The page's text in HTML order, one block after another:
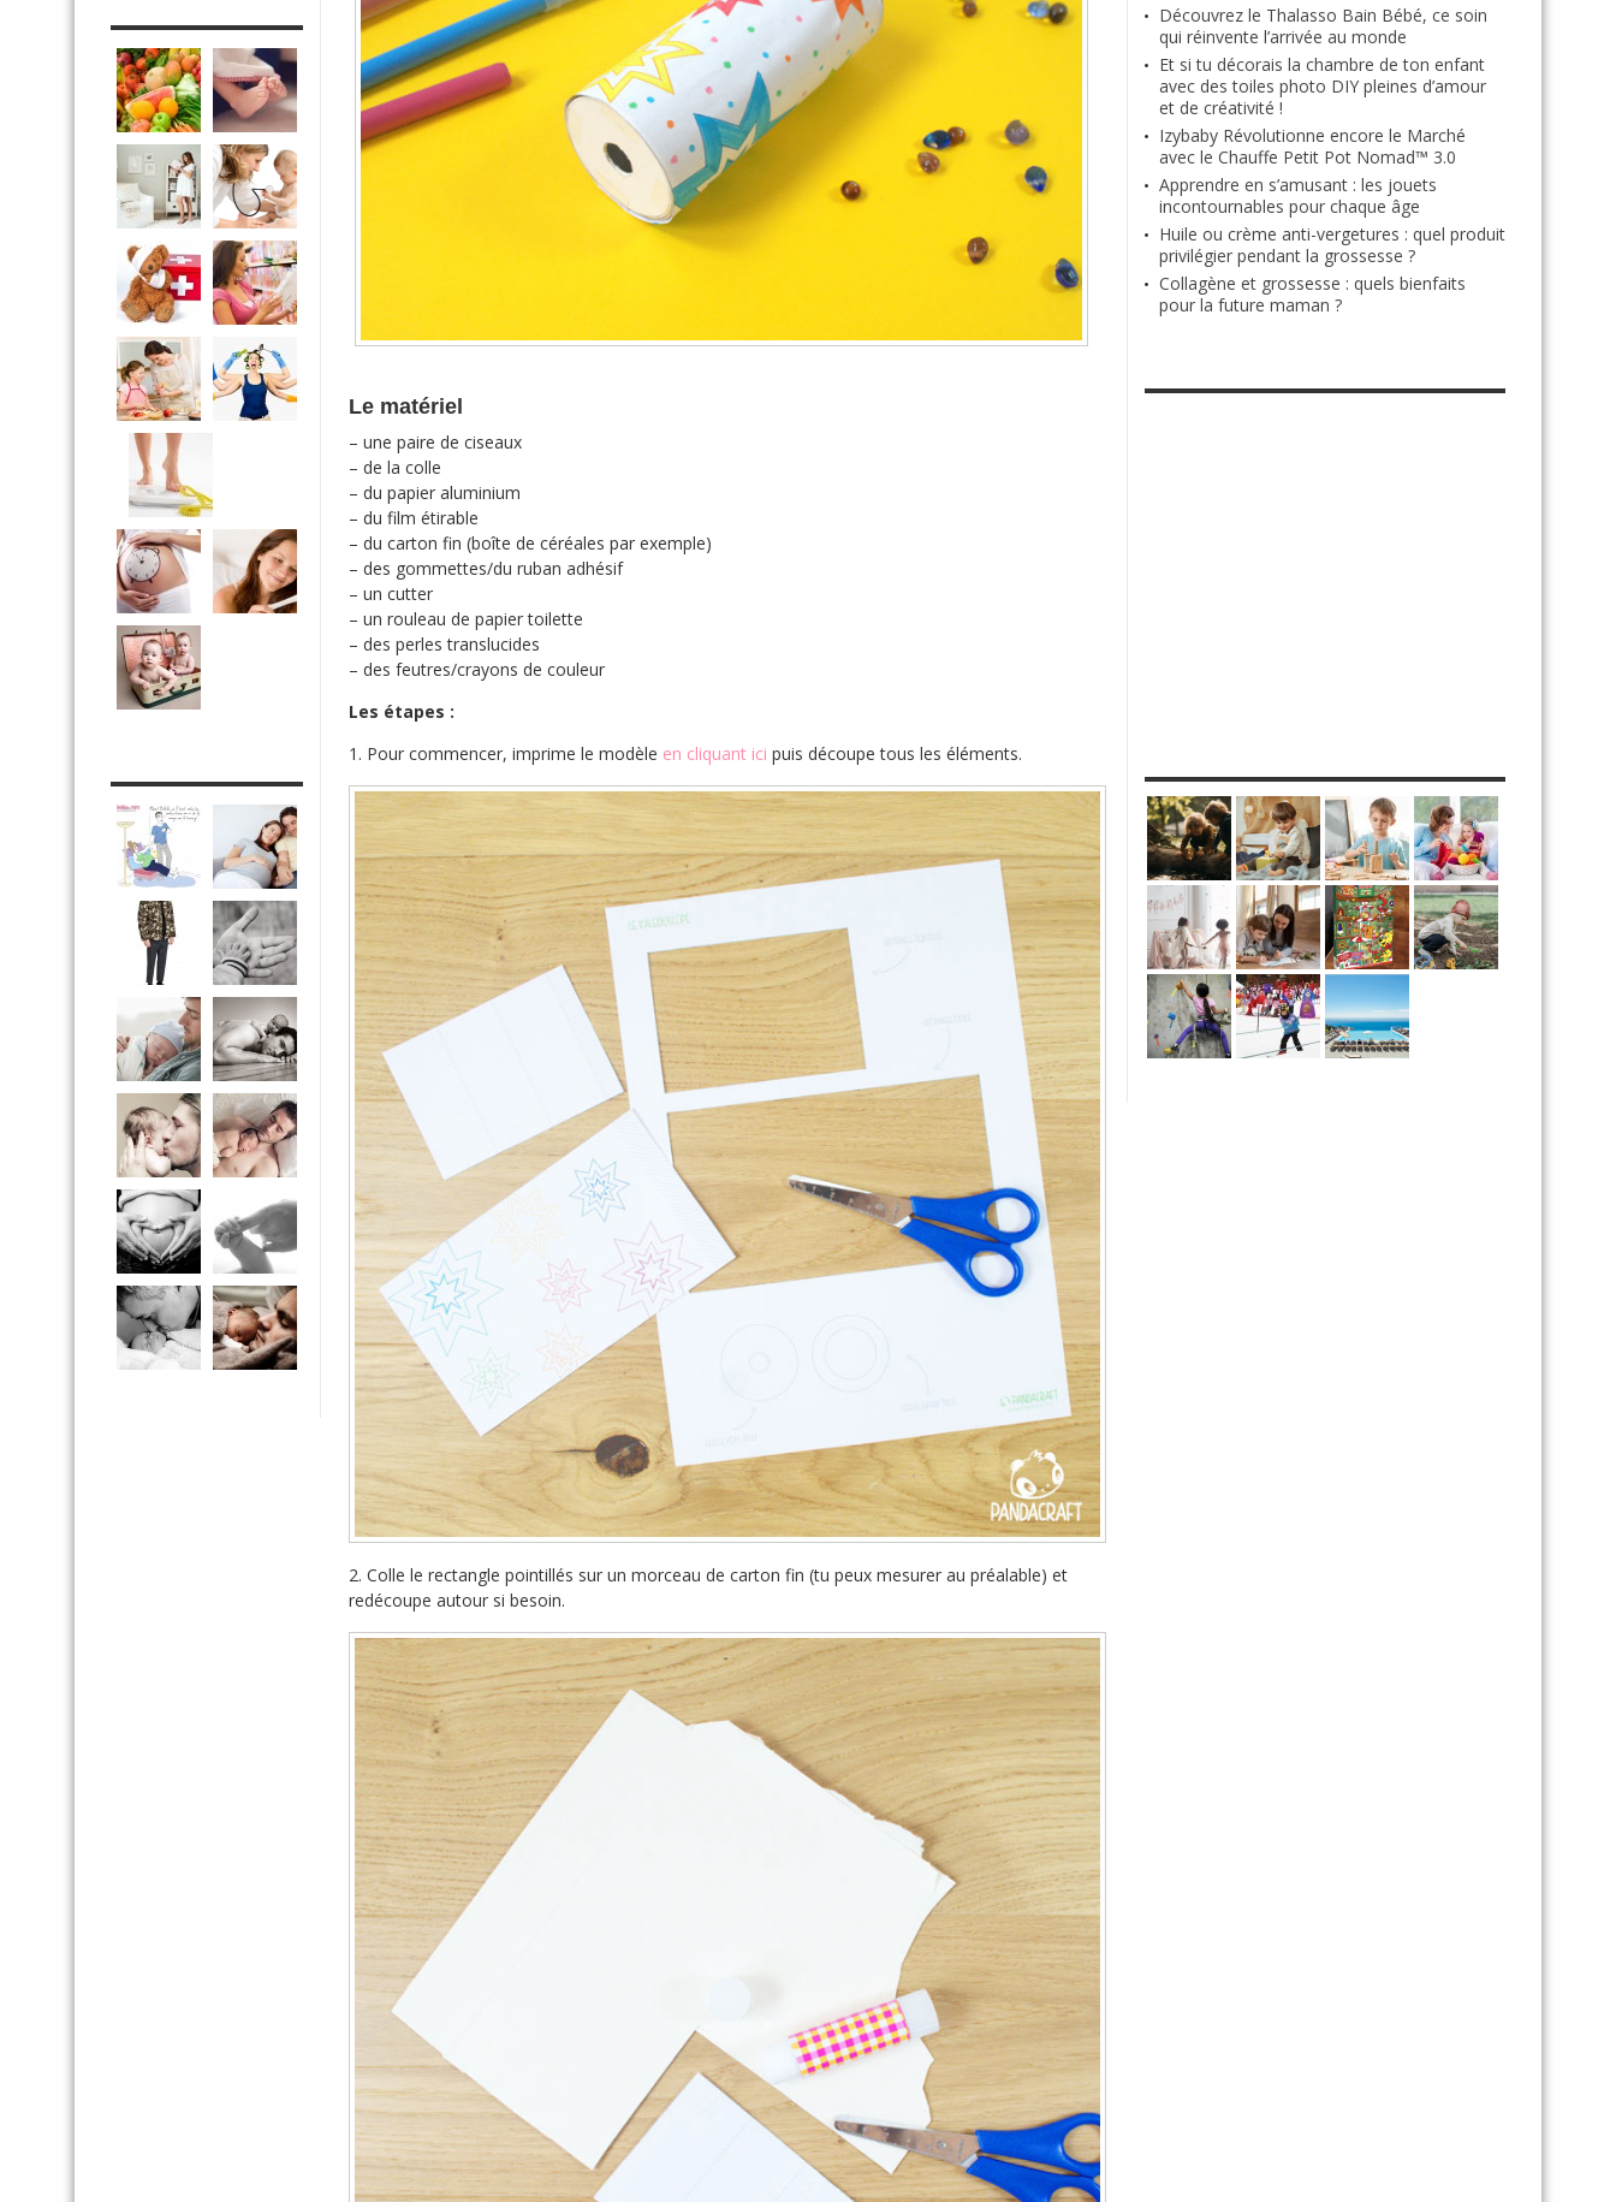
Le matériel
– une paire de ciseaux
– de la colle
– du papier aluminium
– du film étirable
– du carton fin (boîte de céréales par exemple)
– des gommettes/du ruban adhésif
– un cutter
– un rouleau de papier toilette
– des perles translucides
– des feutres/crayons de couleur
Les étapes :
1. Pour commencer, imprime le modèle en cliquant ici puis découpe tous les éléments.
2. Colle le rectangle pointillés sur un morceau de carton fin (tu peux mesurer au préalable) et
redécoupe autour si besoin.
Découvrez le Thalasso Bain Bébé, ce soin
qui réinvente l’arrivée au monde
Et si tu décorais la chambre de ton enfant
avec des toiles photo DIY pleines d’amour
et de créativité !
Izybaby Révolutionne encore le Marché
avec le Chauffe Petit Pot Nomad™ 3.0
Apprendre en s’amusant : les jouets
incontournables pour chaque âge
Huile ou crème anti-vergetures : quel produit
privilégier pendant la grossesse ?
Collagène et grossesse : quels bienfaits
pour la future maman ?